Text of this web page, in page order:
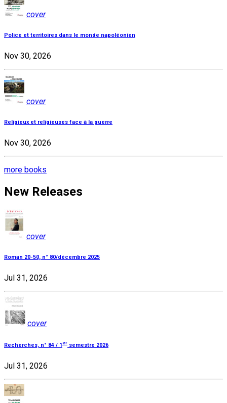
cover
Police et territoires dans le monde napoléonien
Nov 30, 2026
cover
Religieux et religieuses face à la guerre
Nov 30, 2026
more books
New Releases
cover
Roman 20-50, n° 80/décembre 2025
Jul 31, 2026
cover
Recherches, n° 84 / 1 er semestre 2026
Jul 31, 2026